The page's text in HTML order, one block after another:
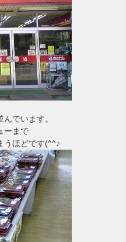
でいます。
ーまで
うほどです(^^♪